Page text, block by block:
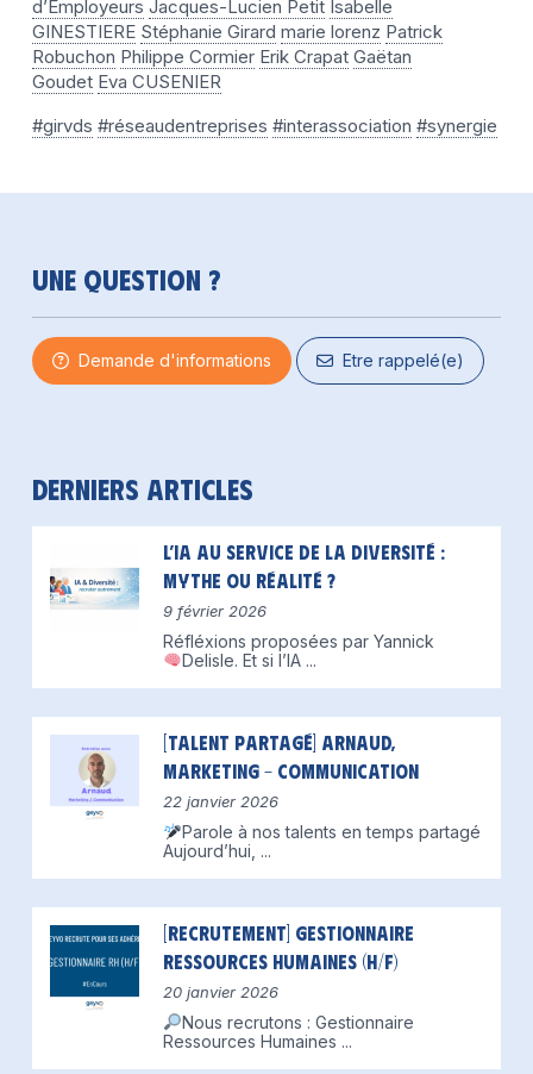
d’Employeurs Jacques-Lucien Petit Isabelle
GINESTIERE Stéphanie Girard marie lorenz Patrick
Robuchon Philippe Cormier Erik Crapat Gaëtan
Goudet Eva CUSENIER
#girvds #réseaudentreprises #interassociation #synergie
Une question ?
Demande d'informations Etre rappelé(e)
Derniers articles
L’IA au service de la diversité :
mythe ou réalité ?
9 février 2026
Réfléxions proposées par Yannick
Delisle. Et si l’IA ...
[Talent partagé] Arnaud,
Marketing – Communication
22 janvier 2026
Parole à nos talents en temps partagé
Aujourd’hui, ...
[Recrutement] Gestionnaire
Ressources Humaines (H/F)
20 janvier 2026
Nous recrutons : Gestionnaire
Ressources Humaines ...